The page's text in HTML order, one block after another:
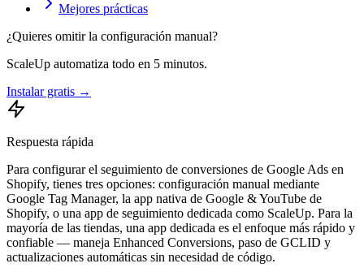
Mejores prácticas
¿Quieres omitir la configuración manual?
ScaleUp automatiza todo en 5 minutos.
Instalar gratis →
Respuesta rápida
Para configurar el seguimiento de conversiones de Google Ads en
Shopify, tienes tres opciones: configuración manual mediante
Google Tag Manager, la app nativa de Google & YouTube de
Shopify, o una app de seguimiento dedicada como ScaleUp. Para la
mayoría de las tiendas, una app dedicada es el enfoque más rápido y
confiable — maneja Enhanced Conversions, paso de GCLID y
actualizaciones automáticas sin necesidad de código.